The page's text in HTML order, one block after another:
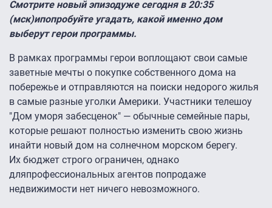
Смотрите новый эпизодуже сегодня в 20:35
(мск)ипопробуйте угадать, какой именно дом
выберут герои программы.
В рамках программы герои воплощают свои самые
заветные мечты о покупке собственного дома на
побережье и отправляются на поиски недорого жилья
в самые разные уголки Америки. Участники телешоу
"Дом уморя забесценок" — обычные семейные пары,
которые решают полностью изменить свою жизнь
инайти новый дом на солнечном морском берегу.
Их бюджет строго ограничен, однако
дляпрофессиональных агентов попродаже
недвижимости нет ничего невозможного.